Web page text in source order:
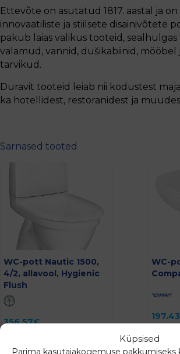
Küpsised
Parima kasutajakogemuse pakkumiseks
Ettevõte on asutatud 1817. aastal ja
innovaatiliste ja stiilsete disainivõtete
pakub laias valikus tooteid,
valamud, vannid, dušikabiinid,
tarvikud.
Duravit tooteid leiab nii kodustest
ka hotellidest, restoranidest ja
Sarnased tooted
WC-pott Nautic 1500,
4/2, allavool, Hygienic
Flush
356.57€
WC-
197.43